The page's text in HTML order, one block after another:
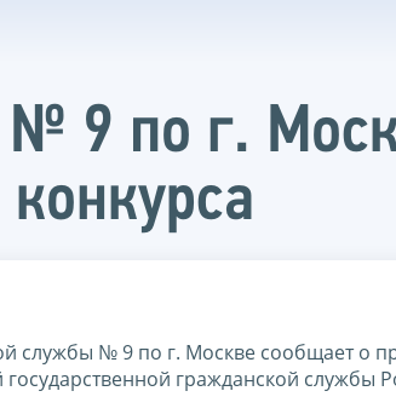
9 по г.
службы № 9 по г. Москве сообщает о
гражданской службы